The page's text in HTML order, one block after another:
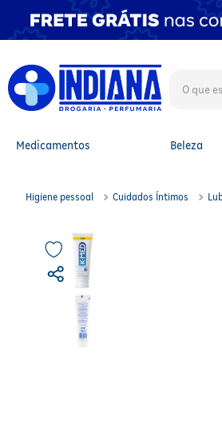
Medicamentos Beleza
Higiene pessoal Cuidados Íntimos
TERMOS MAIS
1º
fralda
protetor solar